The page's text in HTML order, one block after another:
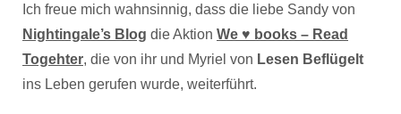
Ich freue mich wahnsinnig, dass die liebe Sandy von
Nightingale’s Blog die Aktion We ♥ books – Read
Togehter, die von ihr und Myriel von Lesen Beflügelt
ins Leben gerufen wurde, weiterführt.